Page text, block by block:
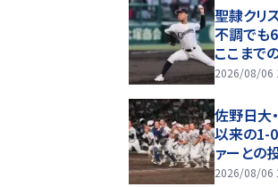
聖隷クリ
不調でも
ここまで
2026/08/06
佐野日大
以来の1-0
ァーとの
園】
2026/08/06